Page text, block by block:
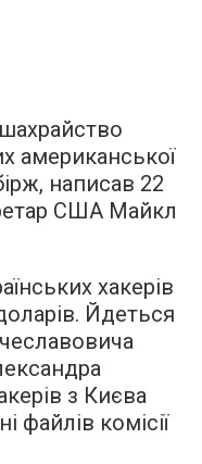
американської
написав 22
США Майкл
хакерів
Йдеться
з Києва
файлів комісії